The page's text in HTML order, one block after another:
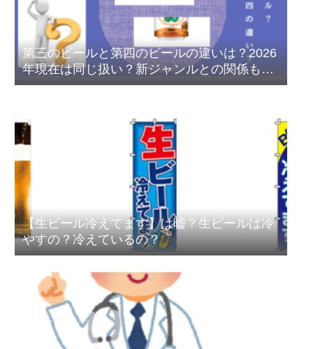
第三のビールと第四のビールの違いは？2026
年現在は同じ扱い？新ジャンルとの関係も解
説
【生ビール冷えてます】は嘘？生ビールは冷
やすの？冷えているの？